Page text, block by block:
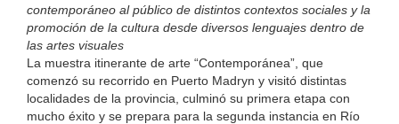
contemporáneo al público de distintos contextos sociales y la
promoción de la cultura desde diversos lenguajes dentro de
las artes visuales
La muestra itinerante de arte “Contemporánea”, que
comenzó su recorrido en Puerto Madryn y visitó distintas
localidades de la provincia, culminó su primera etapa con
mucho éxito y se prepara para la segunda instancia en Río